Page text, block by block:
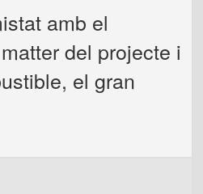
amb el
del projecte i
el gran